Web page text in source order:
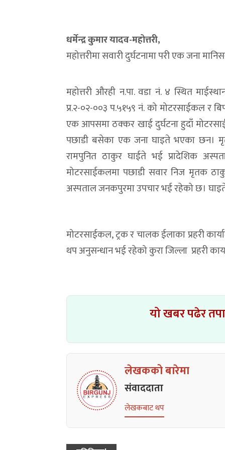
धर्मेन्द्र कुमार यादव-महोत्तरी,
महोत्तरीमा सवारी दुर्घटनामा परी एक जना
महोत्तरी औरही न.पा. वडा नं. ४ स्थित
प्र.२-०२-००३ प.५१५९ नं. को मोटरसाईकल र
एक आपसमा ठक्कर खाई दुर्घटना हुदाँ
पछाडी बसेका एक जना घाइते भएका छन।
रामपुनित ठाकुर घाईते भई प्रादेशिक
मोटरसाईकलमा पछाडी सवार निज मृतक
अस्पताल जनकपुरमा उपचार भई रहेको छ।
मोटरसाईकल, ट्रक र चालक ईलाका प्रहरी
थप अनुसन्धान भई रहेको कुरा जिल्ला प्रहरी
यो खबर पढेर
लेखकको बारेमा
संवाददाता
लेखकबाट थप